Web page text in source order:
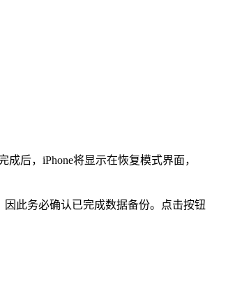
后，iPhone将显示在恢复模式界面，
因此务必确认已完成数据备份。点击按钮